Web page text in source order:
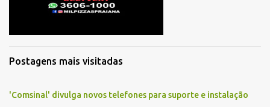
Postagens mais visitadas
'Comsinal' divulga novos telefones para suporte e instalação